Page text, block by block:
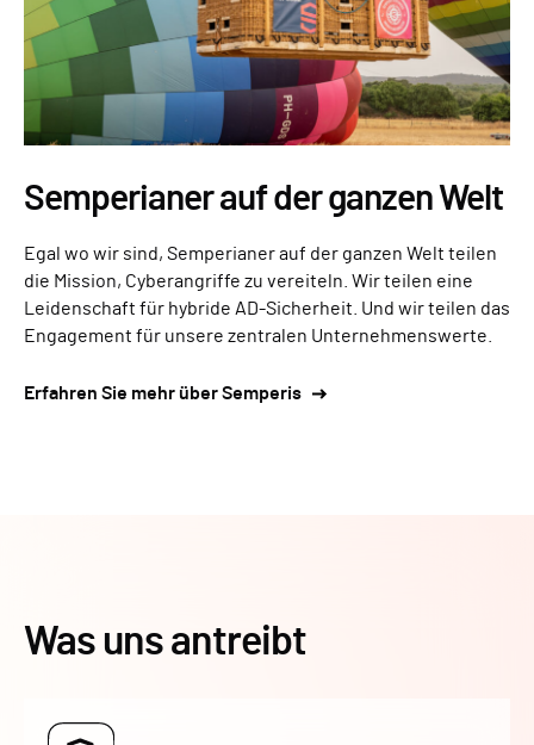
Semperianer auf der ganzen Welt
Egal wo wir sind, Semperianer auf der ganzen Welt teilen
die Mission, Cyberangriffe zu vereiteln. Wir teilen eine
Leidenschaft für hybride AD-Sicherheit. Und wir teilen das
Engagement für unsere zentralen Unternehmenswerte.
Erfahren Sie mehr über Semperis
Was uns antreibt